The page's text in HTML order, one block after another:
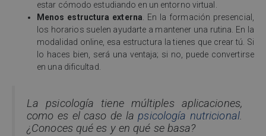
estar cómodo estudiando en un entorno virtual.
Menos estructura externa. En la formación presencial,
los horarios suelen ayudarte a mantener una rutina. En la
modalidad online, esa estructura la tienes que crear tú. Si
lo haces bien, será una ventaja; si no, puede convertirse
en una dificultad.
La psicología tiene múltiples aplicaciones,
como es el caso de lapsicología nutricional.
¿Conoces qué es y en qué se basa?